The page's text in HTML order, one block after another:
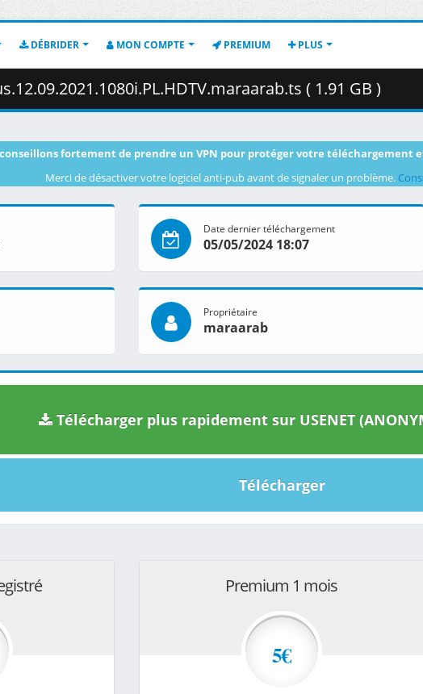
DÉBRIDER MON COMPTE PREMIUM PLUS
( 1.91 GB )
fortement de prendre un VPN pour protéger votre téléchargement
Merci de désactiver votre logiciel anti-pub avant de signaler un problème.
Date dernier téléchargement
05/05/2024 18:07
Propriétaire
maraarab
Télécharger plus rapidement sur USENET
Télécharger
Premium 1 mois
5€